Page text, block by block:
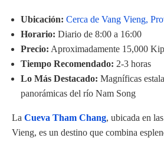
Ubicación: Cerca de Vang Vieng,
Horario: Diario de 8:00 a 16:00
Precio: Aproximadamente 15,000
Tiempo Recomendado: 2-3 horas
Lo Más Destacado: Magníficas
panorámicas del río Nam Song
La Cueva Tham Chang, ubicada en
Vieng, es un destino que combina